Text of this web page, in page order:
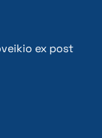
ex post